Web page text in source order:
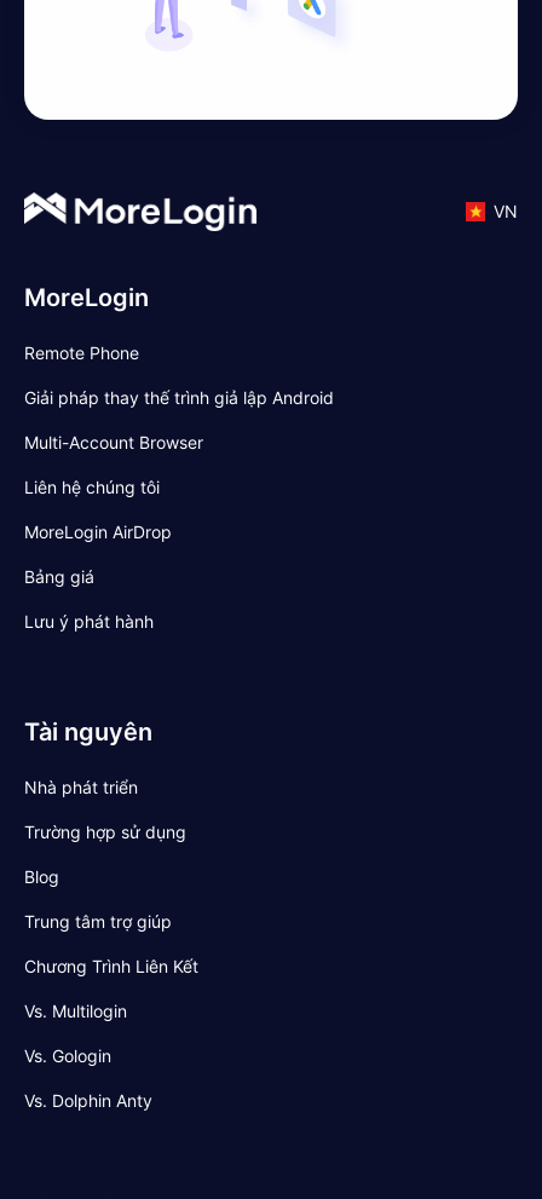
VN
MoreLogin
Remote Phone
Giải pháp thay thế trình giả lập Android
Multi-Account Browser
Liên hệ chúng tôi
MoreLogin AirDrop
Bảng giá
Lưu ý phát hành
Tài nguyên
Nhà phát triển
Trường hợp sử dụng
Blog
Trung tâm trợ giúp
Chương Trình Liên Kết
Vs. Multilogin
Vs. Gologin
Vs. Dolphin Anty